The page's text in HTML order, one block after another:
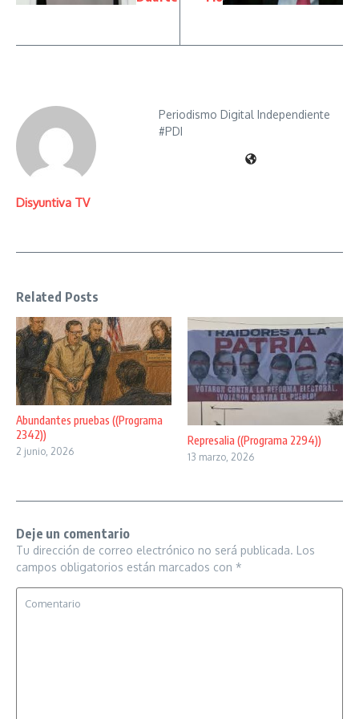
Disyuntiva TV
Periodismo Digital Independiente
#PDI
Related Posts
Abundantes pruebas ((Programa
2342))
2 junio, 2026
Represalia ((Programa 2294))
13 marzo, 2026
Deje un comentario
Tu dirección de correo electrónico no será publicada. Los
campos obligatorios están marcados con *